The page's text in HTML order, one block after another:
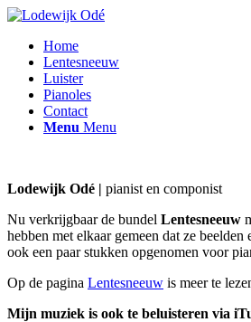
Home
Lentesneeuw
Luister
Pianoles
Contact
Menu Menu
Lodewijk Odé | pianist en componist
Nu verkrijgbaar de bundel Lentesneeuw
hebben met elkaar gemeen dat ze
ook een paar stukken opgenomen voor
Op de pagina Lentesneeuw is meer te
Mijn muziek is ook te beluisteren via